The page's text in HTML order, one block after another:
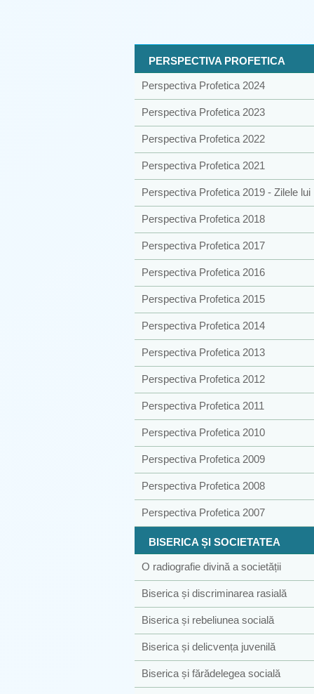
PERSPECTIVA PROFETICA
Perspectiva Profetica 2024
Perspectiva Profetica 2023
Perspectiva Profetica 2022
Perspectiva Profetica 2021
Perspectiva Profetica 2019 - Zilele lui
Perspectiva Profetica 2018
Perspectiva Profetica 2017
Perspectiva Profetica 2016
Perspectiva Profetica 2015
Perspectiva Profetica 2014
Perspectiva Profetica 2013
Perspectiva Profetica 2012
Perspectiva Profetica 2011
Perspectiva Profetica 2010
Perspectiva Profetica 2009
Perspectiva Profetica 2008
Perspectiva Profetica 2007
BISERICA ȘI SOCIETATEA
O radiografie divină a societății
Biserica și discriminarea rasială
Biserica și rebeliunea socială
Biserica și delicvența juvenilă
Biserica și fărădelegea socială